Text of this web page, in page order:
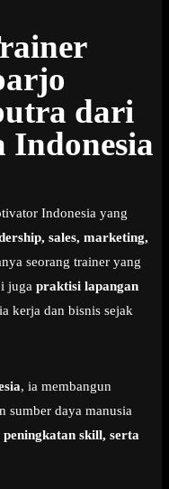
dari
Indonesia
Indonesia yang
sales, marketing,
seorang trainer yang
juga praktisi lapangan
kerja dan bisnis sejak
, ia membangun
sumber daya manusia
skill, serta